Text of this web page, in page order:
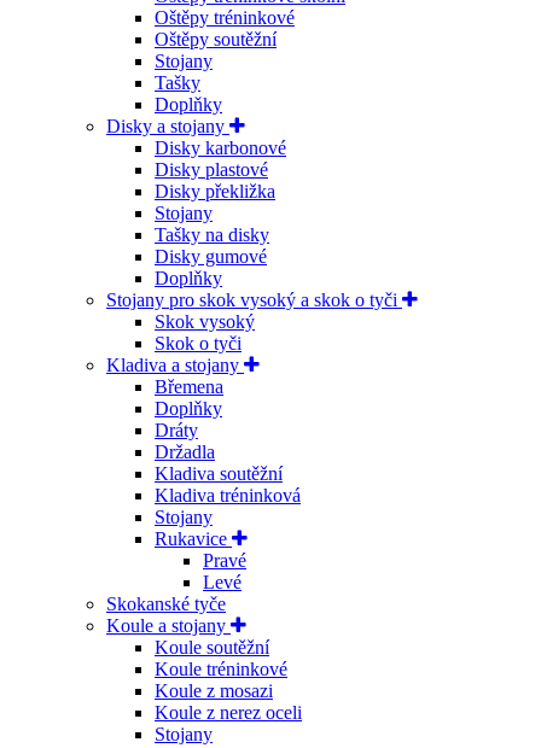
Oštěpy tréninkové
Oštěpy soutěžní
Stojany
Tašky
Doplňky
Disky a stojany
Disky karbonové
Disky plastové
Disky překližka
Stojany
Tašky na disky
Disky gumové
Doplňky
Stojany pro skok vysoký a skok o tyči
Skok vysoký
Skok o tyči
Kladiva a stojany
Břemena
Doplňky
Dráty
Držadla
Kladiva soutěžní
Kladiva tréninková
Stojany
Rukavice
Pravé
Levé
Skokanské tyče
Koule a stojany
Koule soutěžní
Koule tréninkové
Koule z mosazi
Koule z nerez oceli
Stojany